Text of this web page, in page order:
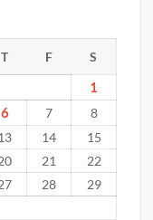
T F S
1
6 7
8
14
15
21
22
28
29